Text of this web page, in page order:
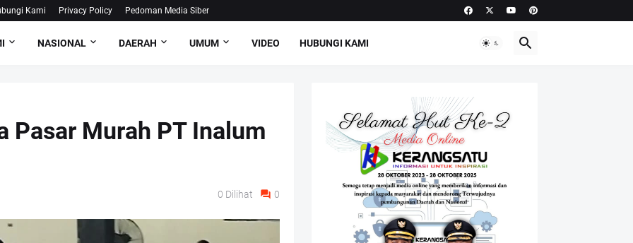
Kami Privacy Policy Pedoman Media Siber
NASIONAL DAERAH UMUM VIDEO HUBUNGI KAMI
Pasar Murah PT Inalum
0 Dilihat 0